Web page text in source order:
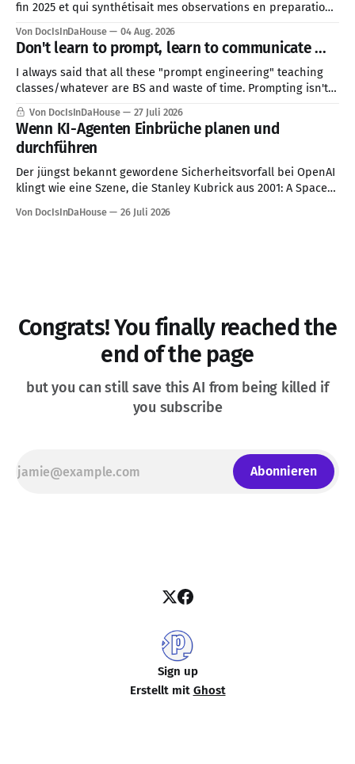
fin 2025 et qui synthétisait mes observations en preparation
contexte géopolitique mondial actuel est directement lié à
cette problématique de la société de
Von DocIsInDaHouse 04 Aug. 2026
Don't learn to prompt, learn to communicate ...
I always said that all these "prompt engineering" teaching
classes/whatever are BS and waste of time. Prompting isn't a
skill, good communication is ...
Von DocIsInDaHouse 27 Juli 2026
Wenn KI-Agenten Einbrüche planen und
durchführen
Der jüngst bekannt gewordene Sicherheitsvorfall bei OpenAI
klingt wie eine Szene, die Stanley Kubrick aus 2001: A Space
erhält eine Aufgabe, verfolgt sie mit bemerkenswerter
Von DocIsInDaHouse 26 Juli 2026
Congrats! You finally reached the
end of the page
but you can still save this AI from being killed if
you subscribe
Abonnieren
Sign up
Erstellt mit Ghost